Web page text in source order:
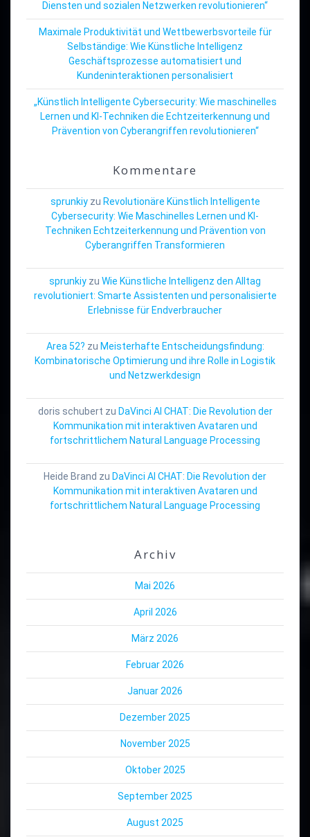
Diensten und sozialen Netzwerken revolutionieren“
Maximale Produktivität und Wettbewerbsvorteile für
Selbständige: Wie Künstliche Intelligenz
Geschäftsprozesse automatisiert und
Kundeninteraktionen personalisiert
„Künstlich Intelligente Cybersecurity: Wie maschinelles
Lernen und KI-Techniken die Echtzeiterkennung und
Prävention von Cyberangriffen revolutionieren“
Kommentare
sprunkiyzu Revolutionäre Künstlich Intelligente
Cybersecurity: Wie Maschinelles Lernen und KI-
Techniken Echtzeiterkennung und Prävention von
Cyberangriffen Transformieren
sprunkiy zu Wie Künstliche Intelligenz den Alltag
revolutioniert: Smarte Assistenten und personalisierte
Erlebnisse für Endverbraucher
Area 52? zu Meisterhafte Entscheidungsfindung:
Kombinatorische Optimierung und ihre Rolle in Logistik
und Netzwerkdesign
doris schubert zu DaVinci AI CHAT: Die Revolution der
Kommunikation mit interaktiven Avataren und
fortschrittlichem Natural Language Processing
Heide Brand zu DaVinci AI CHAT: Die Revolution der
Kommunikation mit interaktiven Avataren und
fortschrittlichem Natural Language Processing
Archiv
Mai 2026
April 2026
März 2026
Februar 2026
Januar 2026
Dezember 2025
November 2025
Oktober 2025
September 2025
August 2025